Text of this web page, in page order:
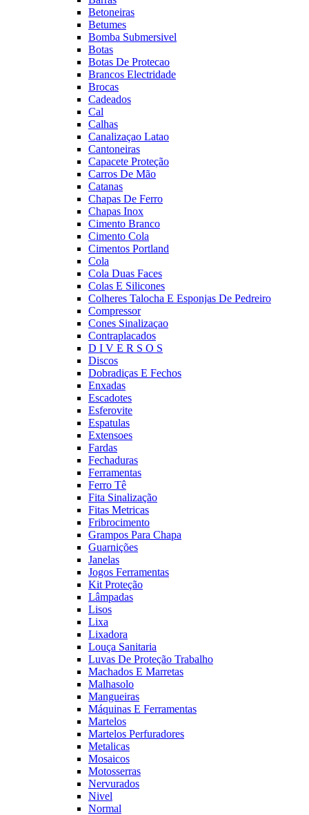
Betoneiras
Betumes
Bomba Submersivel
Botas
Botas De Protecao
Brancos Electridade
Brocas
Cadeados
Cal
Calhas
Canalizaçao Latao
Cantoneiras
Capacete Proteção
Carros De Mão
Catanas
Chapas De Ferro
Chapas Inox
Cimento Branco
Cimento Cola
Cimentos Portland
Cola
Cola Duas Faces
Colas E Silicones
Colheres Talocha E Esponjas De Pedreiro
Compressor
Cones Sinalizaçao
Contraplacados
D I V E R S O S
Discos
Dobradiças E Fechos
Enxadas
Escadotes
Esferovite
Espatulas
Extensoes
Fardas
Fechaduras
Ferramentas
Ferro Tê
Fita Sinalização
Fitas Metricas
Fribrocimento
Grampos Para Chapa
Guarnições
Janelas
Jogos Ferramentas
Kit Proteção
Lâmpadas
Lisos
Lixa
Lixadora
Louça Sanitaria
Luvas De Proteção Trabalho
Machados E Marretas
Malhasolo
Mangueiras
Máquinas E Ferramentas
Martelos
Martelos Perfuradores
Metalicas
Mosaicos
Motosserras
Nervurados
Nivel
Normal